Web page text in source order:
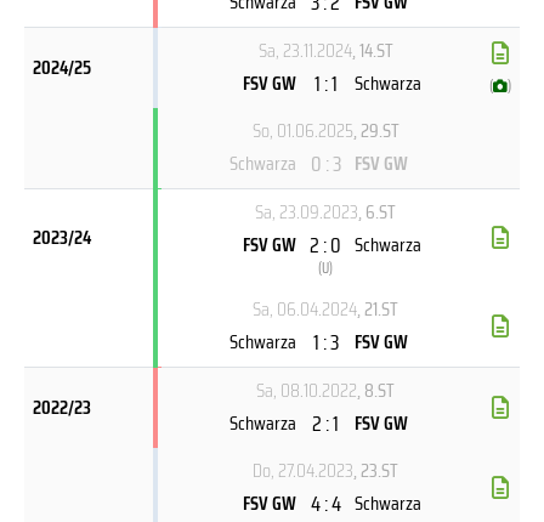
2024/25
Sa, 23.11.2024, 14.ST
FSV GW 1 : 1 Schwarza ( )
So, 01.06.2025, 29.ST
Schwarza 0 : 3 FSV GW
2023/24
Sa, 23.09.2023, 6.ST
FSV GW 2 : 0
(U)
Schwarza
Sa, 06.04.2024, 21.ST
Schwarza 1 : 3 FSV GW
2022/23
Sa, 08.10.2022, 8.ST
Schwarza 2 : 1 FSV GW
Do, 27.04.2023, 23.ST
FSV GW 4 : 4 Schwarza